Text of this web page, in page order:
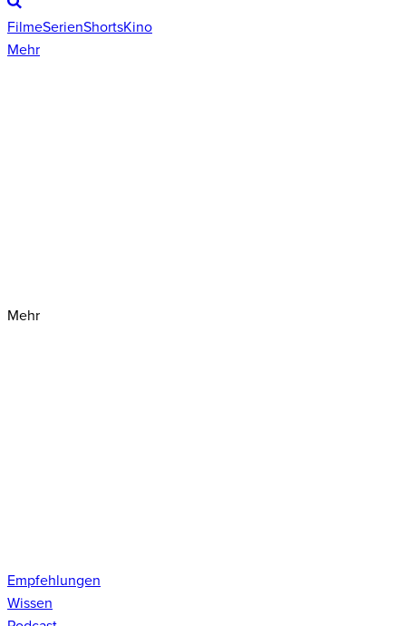
FilmeSerienShortsKino
Mehr
Mehr
Empfehlungen
Wissen